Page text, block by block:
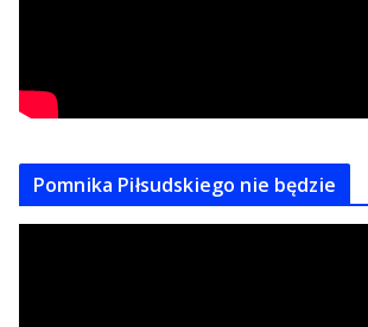
Pomnika Piłsudskiego nie będzie